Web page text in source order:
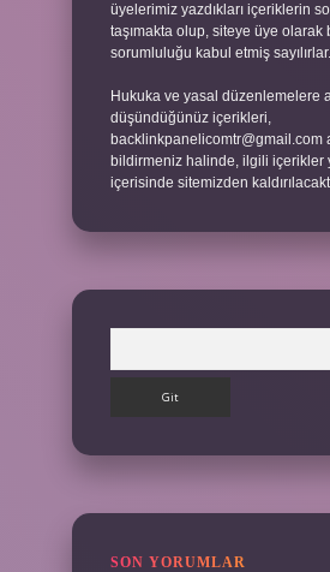
üyelerimiz yazdıkları içeriklerin
taşımakta olup, siteye üye olarak
sorumluluğu kabul etmiş sayılırlar.
Hukuka ve yasal düzenlemelere
düşündüğünüz içerikleri,
backlinkpanelicomtr@gmail.com
bildirmeniz halinde, ilgili içerikler
içerisinde sitemizden
SON YORUMLAR